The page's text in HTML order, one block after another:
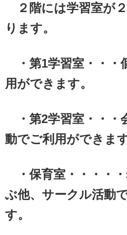
２階には学習室が
ります。
・第1学習室・・・
用ができます。
・第2学習室・・・
動でご利用ができます
・保育室・・・・
ぶ他、サークル活動
す。